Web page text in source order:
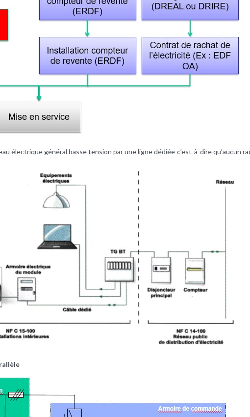
électrique général basse tension par une ligne dédiée c’est-à-dire qu’aucun